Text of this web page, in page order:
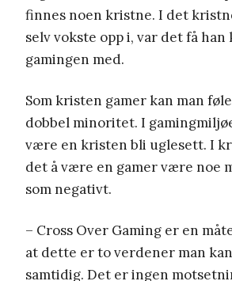
finnes noen kristne. I det
selv vokste opp i, var det få
gamingen med.
Som kristen gamer kan man
dobbel minoritet. I
være en kristen bli uglesett. I
det å være en gamer være noe
som negativt.
– Cross Over Gaming er en
at dette er to verdener man
samtidig. Det er ingen